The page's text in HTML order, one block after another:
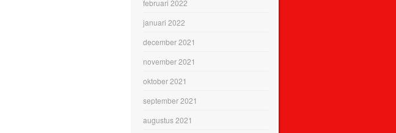
februari 2022
januari 2022
december 2021
november 2021
oktober 2021
september 2021
augustus 2021